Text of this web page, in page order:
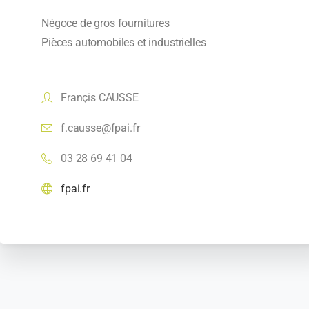
Négoce de gros fournitures
Pièces automobiles et industrielles
Françis CAUSSE
f.causse@fpai.fr
03 28 69 41 04
fpai.fr